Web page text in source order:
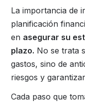
La importancia de
planificación
en asegurar su
plazo. No se trata
gastos, sino de
riesgos y
Cada paso que